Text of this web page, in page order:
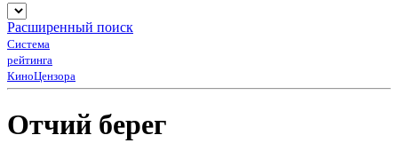
Расширенный поиск
Система
рейтинга
КиноЦензора
Отчий берег